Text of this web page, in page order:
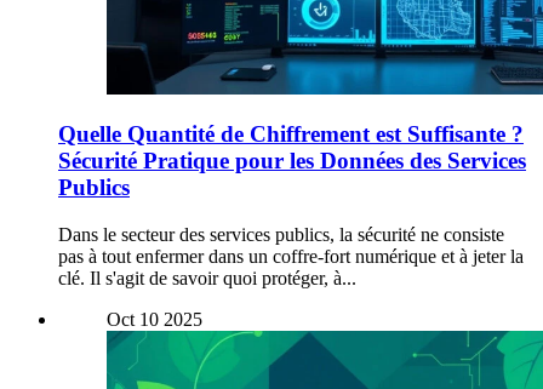
Quelle Quantité de Chiffrement est Suffisante ?
Sécurité Pratique pour les Données des Services
Publics
Dans le secteur des services publics, la sécurité ne consiste
pas à tout enfermer dans un coffre-fort numérique et à jeter la
clé. Il s'agit de savoir quoi protéger, à...
Oct 10 2025